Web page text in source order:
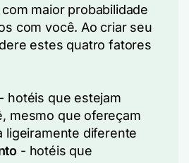
maior probabilidade
com você. Ao criar seu
estes quatro fatores
- hotéis que estejam
mesmo que ofereçam
ligeiramente diferente
- hotéis que